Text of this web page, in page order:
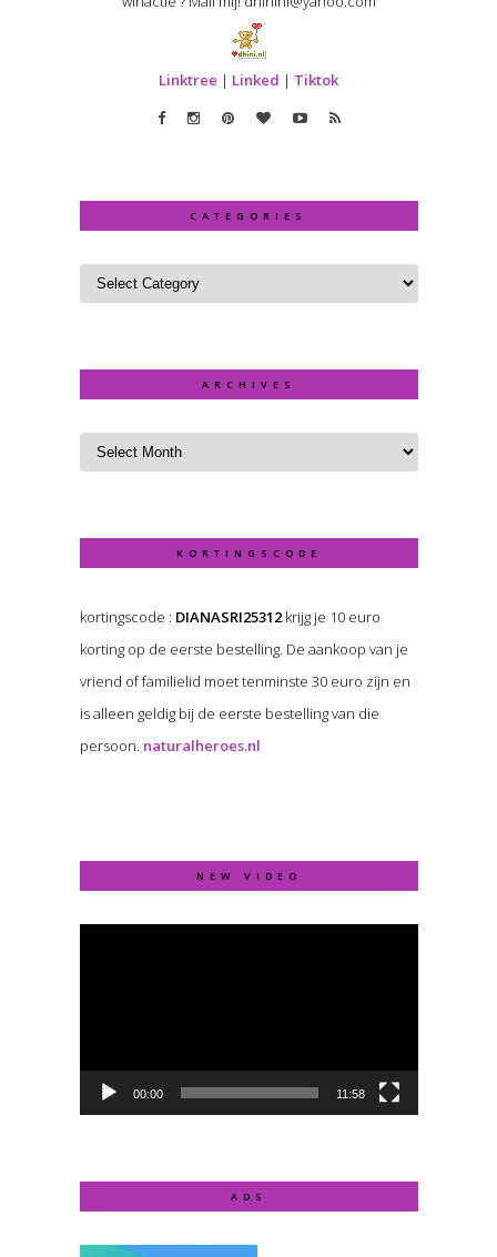
Linktree | Linked | Tiktok
CATEGORIES
ARCHIVES
KORTINGSCODE
kortingscode : DIANASRI25312krijg je 10 euro
korting op de eerste bestelling. De aankoop van je
vriend of familielid moet tenminste 30 euro zijn en
is alleen geldig bij de eerste bestelling van die
persoon. naturalheroes.nl
NEW VIDEO
Video
00:00 11:58
ADS